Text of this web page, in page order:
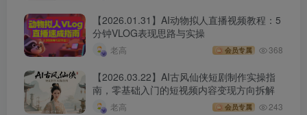
【2026.01.31】AI动物拟人直播视频教程：5
分钟VLOG表现思路与实操
老高 会员专属 368
【2026.03.22】AI古风仙侠短剧制作实操指
南，零基础入门的短视频内容变现方向拆解
老高 会员专属 243